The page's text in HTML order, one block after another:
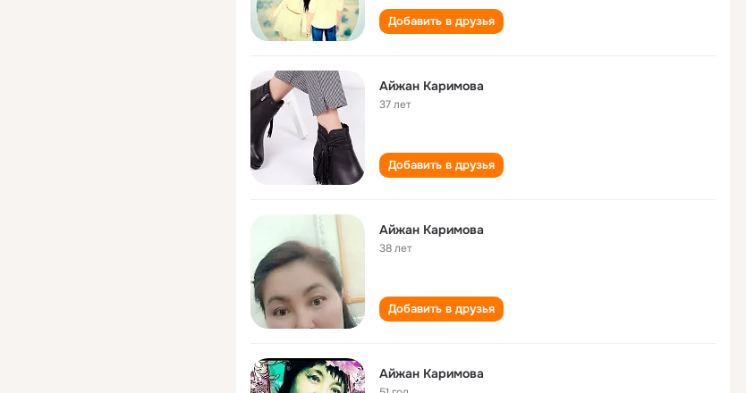
Добавить в друзья
Айжан Каримова
37 лет
Добавить в друзья
Айжан Каримова
38 лет
Добавить в друзья
Айжан Каримова